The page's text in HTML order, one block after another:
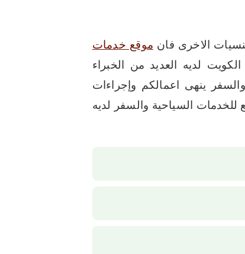
الاخرى فان موقع خدمات
لديه العديد من الخبراء
ينهى اعمالكم وإجراءات
للخدمات السياحية والسفر لديه